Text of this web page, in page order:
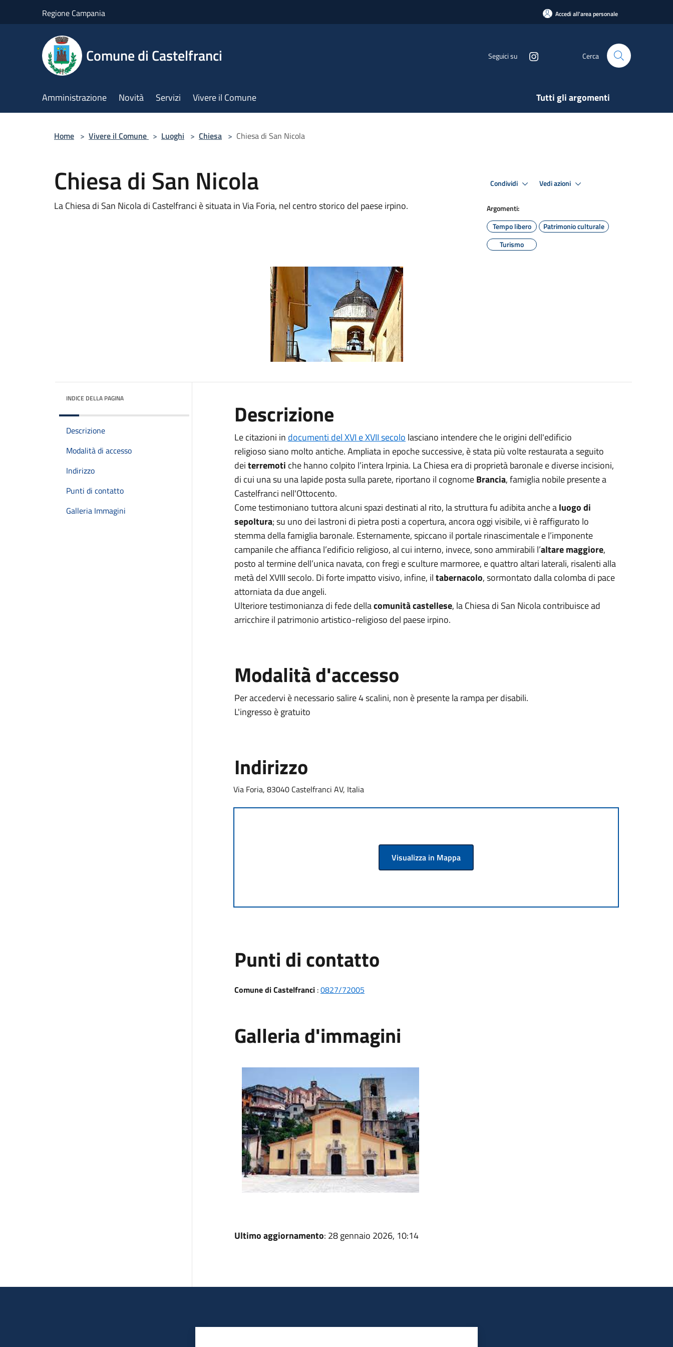
Regione Campania Accedi all'area personale
Comune di Castelfranci Seguici su Cerca
Amministrazione Novità Servizi Vivere il Comune Tutti gli argomenti
Home > Vivere il Comune > Luoghi > Chiesa > Chiesa di San Nicola
Chiesa di San Nicola
La Chiesa di San Nicola di Castelfranci è situata in Via Foria, nel centro storico del paese irpino.
Condividi Vedi azioni
Argomenti:
Tempo libero
Patrimonio culturale
Turismo
INDICE DELLA PAGINA
Descrizione
Modalità di accesso
Indirizzo
Punti di contatto
Galleria Immagini
Descrizione
Le citazioni in documenti del XVI e XVII secolo lasciano intendere che le origini dell'edificio
religioso siano molto antiche. Ampliata in epoche successive, è stata più volte restaurata a seguito
deiterremoti che hanno colpito l’intera Irpinia. La Chiesa era di proprietà baronale e diverse incisioni,
di cui una su una lapide posta sulla parete, riportano il cognomeBrancia, famiglia nobile presente a
Castelfranci nell'Ottocento.
Come testimoniano tuttora alcuni spazi destinati al rito, la struttura fu adibita anche aluogo di
sepoltura; su uno dei lastroni di pietra posti a copertura, ancora oggi visibile, vi è raffigurato lo
stemma della famiglia baronale. Esternamente, spiccano il portale rinascimentale e l’imponente
campanile che affianca l’edificio religioso, al cui interno, invece, sono ammirabili l’altare maggiore,
posto al termine dell’unica navata, con fregi e sculture marmoree, e quattro altari laterali, risalenti alla
metà del XVIII secolo. Di forte impatto visivo, infine, iltabernacolo, sormontato dalla colomba di pace
attorniata da due angeli.
Ulteriore testimonianza di fede dellacomunità castellese, la Chiesa di San Nicola contribuisce ad
arricchire il patrimonio artistico-religioso del paese irpino.
Modalità d'accesso
Per accedervi è necessario salire 4 scalini, non è presente la rampa per disabili.
L'ingresso è gratuito
Indirizzo
Via Foria, 83040 Castelfranci AV, Italia
Visualizza in Mappa
Punti di contatto
Comune di Castelfranci:0827/72005
Galleria d'immagini
Ultimo aggiornamento: 28 gennaio 2026, 10:14